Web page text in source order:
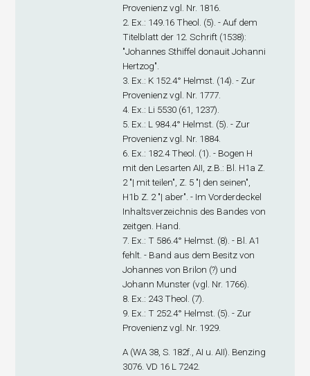
Provenienz vgl. Nr. 1816.
2. Ex.: 149.16 Theol. (5). - Auf dem
Titelblatt der 12. Schrift (1538):
"Johannes Sthiffel donauit Johanni
Hertzog".
3. Ex.: K 152.4° Helmst. (14). - Zur
Provenienz vgl. Nr. 1777.
4. Ex.: Li 5530 (61, 1237).
5. Ex.: L 984.4° Helmst. (5). - Zur
Provenienz vgl. Nr. 1884.
6. Ex.: 182.4 Theol. (1). - Bogen H
mit den Lesarten AII, z.B.: Bl. H1a Z.
2 "| mit teilen", Z. 5 "| den seinen",
H1b Z. 2 "| aber". - Im Vorderdeckel
Inhaltsverzeichnis des Bandes von
zeitgen. Hand.
7. Ex.: T 586.4° Helmst. (8). - Bl. A1
fehlt. - Band aus dem Besitz von
Johannes von Brilon (?) und
Johann Munster (vgl. Nr. 1766).
8. Ex.: 243 Theol. (7).
9. Ex.: T 252.4° Helmst. (5). - Zur
Provenienz vgl. Nr. 1929.
A (WA 38, S. 182f., AI u. AII). Benzing
3076. VD 16 L 7242.